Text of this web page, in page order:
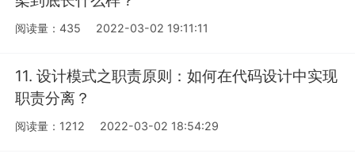
阅读量：435 2022-03-02 19:11:11
11. 设计模式之职责原则：如何在代码设计中实现
职责分离？
阅读量：1212 2022-03-02 18:54:29